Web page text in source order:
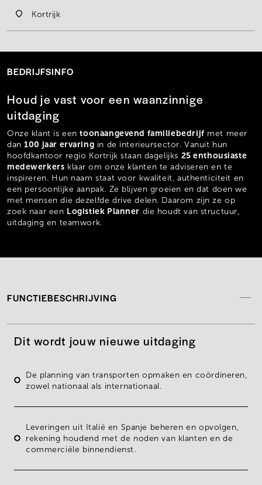
Kortrijk
BEDRIJFSINFO
Houd je vast voor een waanzinnige
uitdaging
Onze klant is eentoonaangevend familiebedrijf met meer
dan100 jaar ervaring in de interieursector. Vanuit hun
hoofdkantoor regio Kortrijk staan dagelijks 25 enthousiaste
medewerkers klaar om onze klanten te adviseren en te
inspireren. Hun naam staat voor kwaliteit, authenticiteit en
een persoonlijke aanpak. Ze blijven groeien en dat doen we
met mensen die dezelfde drive delen. Daarom zijn ze op
zoek naar een Logistiek Planner die houdt van structuur,
uitdaging en teamwork.
FUNCTIEBESCHRIJVING
Dit wordt jouw nieuwe uitdaging
De planning van transporten opmaken en coördineren,
zowel nationaal als internationaal.
Leveringen uit Italië en Spanje beheren en opvolgen,
rekening houdend met de noden van klanten en de
commerciële binnendienst.